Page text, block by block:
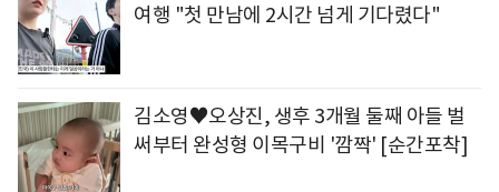
여행 "첫 만남에 2시간 넘게 기다렸다"
김소영♥오상진, 생후 3개월 둘째 아들 벌
써부터 완성형 이목구비 '깜짝' [순간포착]